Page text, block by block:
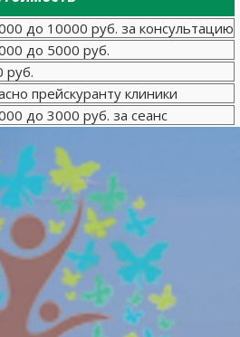
до 10000 руб. за консультацию
до 5000 руб.
руб.
прейскуранту клиники
до 3000 руб. за сеанс